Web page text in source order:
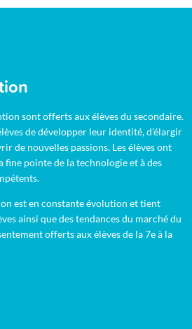
sont offerts aux élèves du secondaire.
de développer leur identité, d’élargir
de nouvelles passions. Les élèves ont
fine pointe de la technologie et à des
est en constante évolution et tient
ainsi que des tendances du marché du
offerts aux élèves de la 7e à la